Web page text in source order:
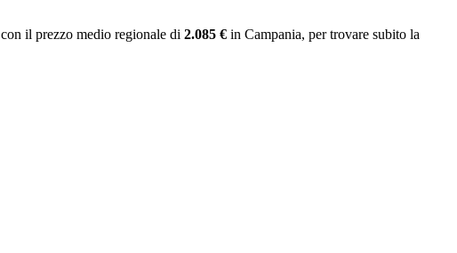
con il prezzo medio regionale di 2.085 € in Campania, per trovare subito la